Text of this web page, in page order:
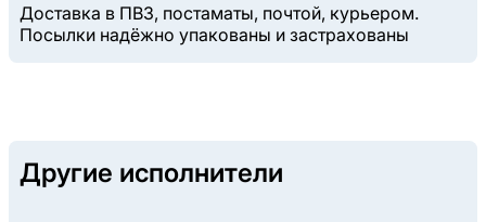
Доставка в ПВЗ, постаматы, почтой, курьером.
Посылки надёжно упакованы и застрахованы
Другие исполнители